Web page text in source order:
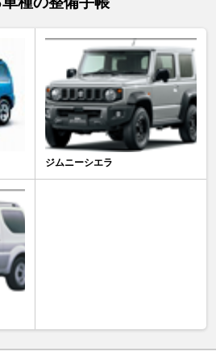
ジムニーシエラ